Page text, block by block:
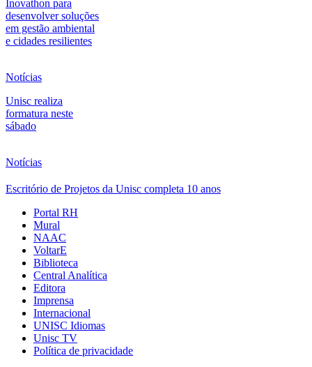
Inovathon para
desenvolver soluções
em gestão ambiental
e cidades resilientes
Notícias
Unisc realiza
formatura neste
sábado
Notícias
Escritório de Projetos da Unisc completa 10 anos
Portal RH
Mural
NAAC
VoltarE
Biblioteca
Central Analítica
Editora
Imprensa
Internacional
UNISC Idiomas
Unisc TV
Política de privacidade